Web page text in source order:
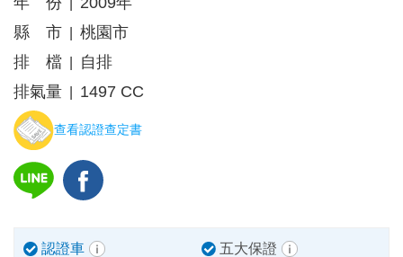
縣 市
桃園市
排 檔
自排
排氣量
1497 CC
查看認證查定書
認證車
五大保證